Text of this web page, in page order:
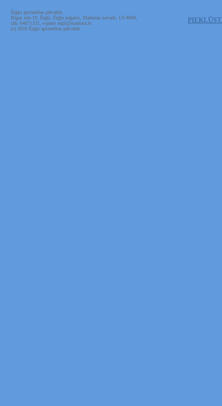
Ērgļu apvienības pārvalde,
Rīgas iela 10, Ērgļi, Ērgļu pagasts, Madonas novads, LV-4840,
tālr. 64871231, e-pasts ergli@madona.lv
(c) 2026 Ērgļu apvienības pārvalde